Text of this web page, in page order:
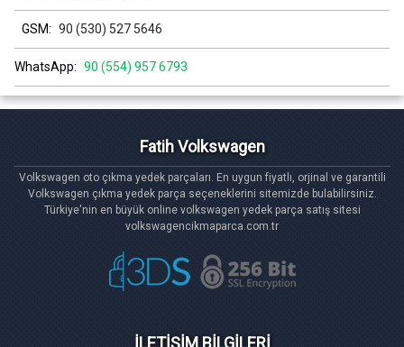
GSM: 90 (530) 527 5646
WhatsApp: 90 (554) 957 6793
Fatih Volkswagen
Volkswagen oto çıkma yedek parçaları. En uygun fiyatlı, orjinal ve garantili
Volkswagen çıkma yedek parça seçeneklerini sitemizde bulabilirsiniz.
Türkiye'nin en büyük online volkswagen yedek parça satış sitesi
volkswagencikmaparca.com.tr